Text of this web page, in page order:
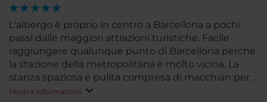
L'albergo è proprio in centro a Barcellona a pochi
passi dalle maggiori attrazioni turistiche. Facile
raggiungere qualunque punto di Barcellona perchè
la stazione della metropolitana è molto vicina. La
stanza spaziosa e pulita compresa di macchian per il
caffe Nespresso e cassaforte. Il bagno con doccia
Mostra informazioni